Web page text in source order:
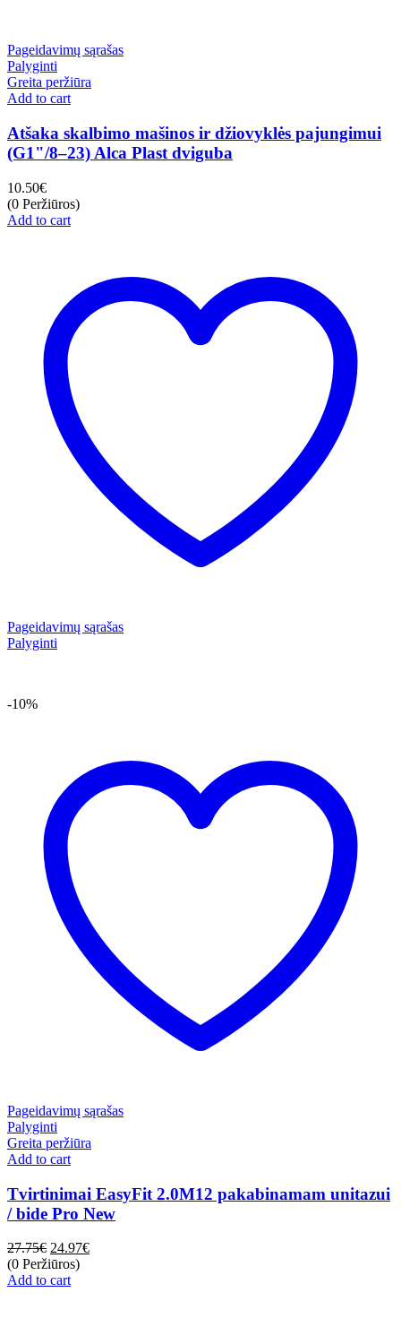
Pageidavimų sąrašas
Palyginti
Greita peržiūra
Add to cart
Atšaka skalbimo mašinos ir džiovyklės pajungimui
(G1"/8–23) Alca Plast dviguba
10.50€
(0 Peržiūros)
Add to cart
Pageidavimų sąrašas
Palyginti
-10%
Pageidavimų sąrašas
Palyginti
Greita peržiūra
Add to cart
Tvirtinimai EasyFit 2.0M12 pakabinamam unitazui
/ bide Pro New
27.75€ 24.97€
(0 Peržiūros)
Add to cart